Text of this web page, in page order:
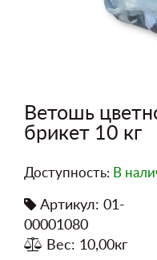
Ветошь
брикет 10 кг
Доступность: В
Артикул: 01-
00001080
Вес: 10,00кг